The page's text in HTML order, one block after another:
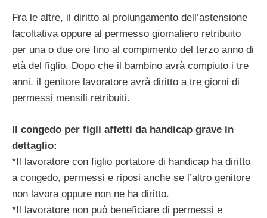
Fra le altre, il diritto al prolungamento dell’astensione
facoltativa oppure al permesso giornaliero retribuito
per una o due ore fino al compimento del terzo anno di
età del figlio. Dopo che il bambino avrà compiuto i tre
anni, il genitore lavoratore avrà diritto a tre giorni di
permessi mensili retribuiti.
Il congedo per figli affetti da handicap grave in
dettaglio:
*Il lavoratore con figlio portatore di handicap ha diritto
a congedo, permessi e riposi anche se l’altro genitore
non lavora oppure non ne ha diritto.
*Il lavoratore non può beneficiare di permessi e